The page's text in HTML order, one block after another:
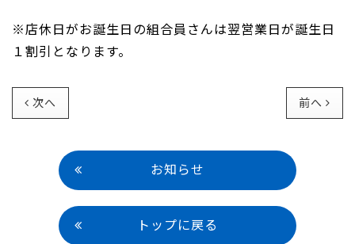
※店休日がお誕生日の組合員さんは翌営業日が誕生日
１割引となります。
次へ 前へ
お知らせ
トップに戻る